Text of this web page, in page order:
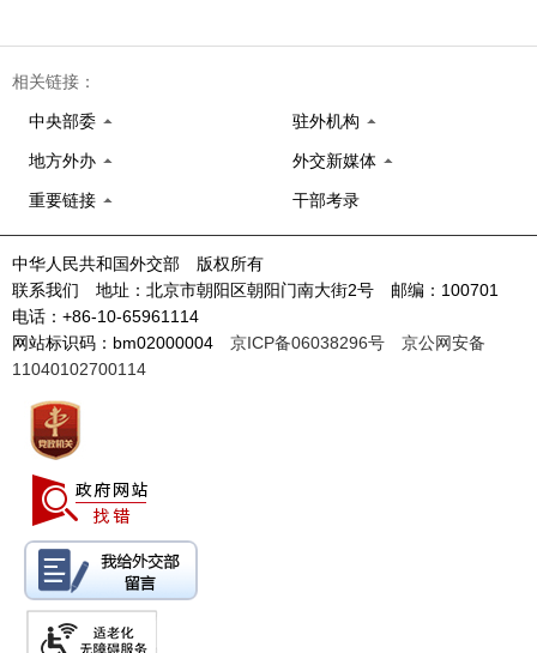
相关链接：
中央部委 驻外机构
地方外办 外交新媒体
重要链接 干部考录
中华人民共和国外交部 版权所有
联系我们 地址：北京市朝阳区朝阳门南大街2号 邮编：100701
电话：+86-10-65961114
网站标识码：bm02000004 京ICP备06038296号
京公网安备
11040102700114